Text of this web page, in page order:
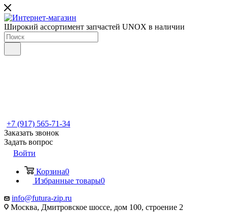
Широкий ассортимент запчастей UNOX в наличии
+7 (917) 565-71-34
Заказать звонок
Задать вопрос
Войти
Корзина0
Избранные товары0
info@futura-zip.ru
Москва, Дмитровское шоссе, дом 100, строение 2